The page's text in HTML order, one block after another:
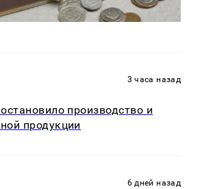
3 часа назад
производство и
продукции
6 дней назад